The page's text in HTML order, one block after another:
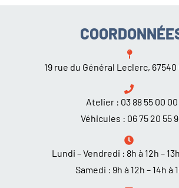
19 rue du Général Leclerc, 67540
Atelier : 03 88 55 00 00
Véhicules : 06 75 20 55
Lundi – Vendredi : 8h à 12h –
Samedi : 9h à 12h – 14h à